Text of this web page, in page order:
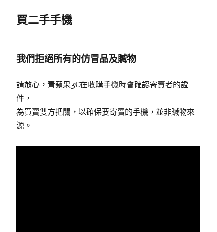
買二手手機
我們拒絕所有的仿冒品及贓物
請放心，青蘋果3C在收購手機時會確認寄賣者的證
件，
為買賣雙方把關，以確保要寄賣的手機，並非贓物來
源。